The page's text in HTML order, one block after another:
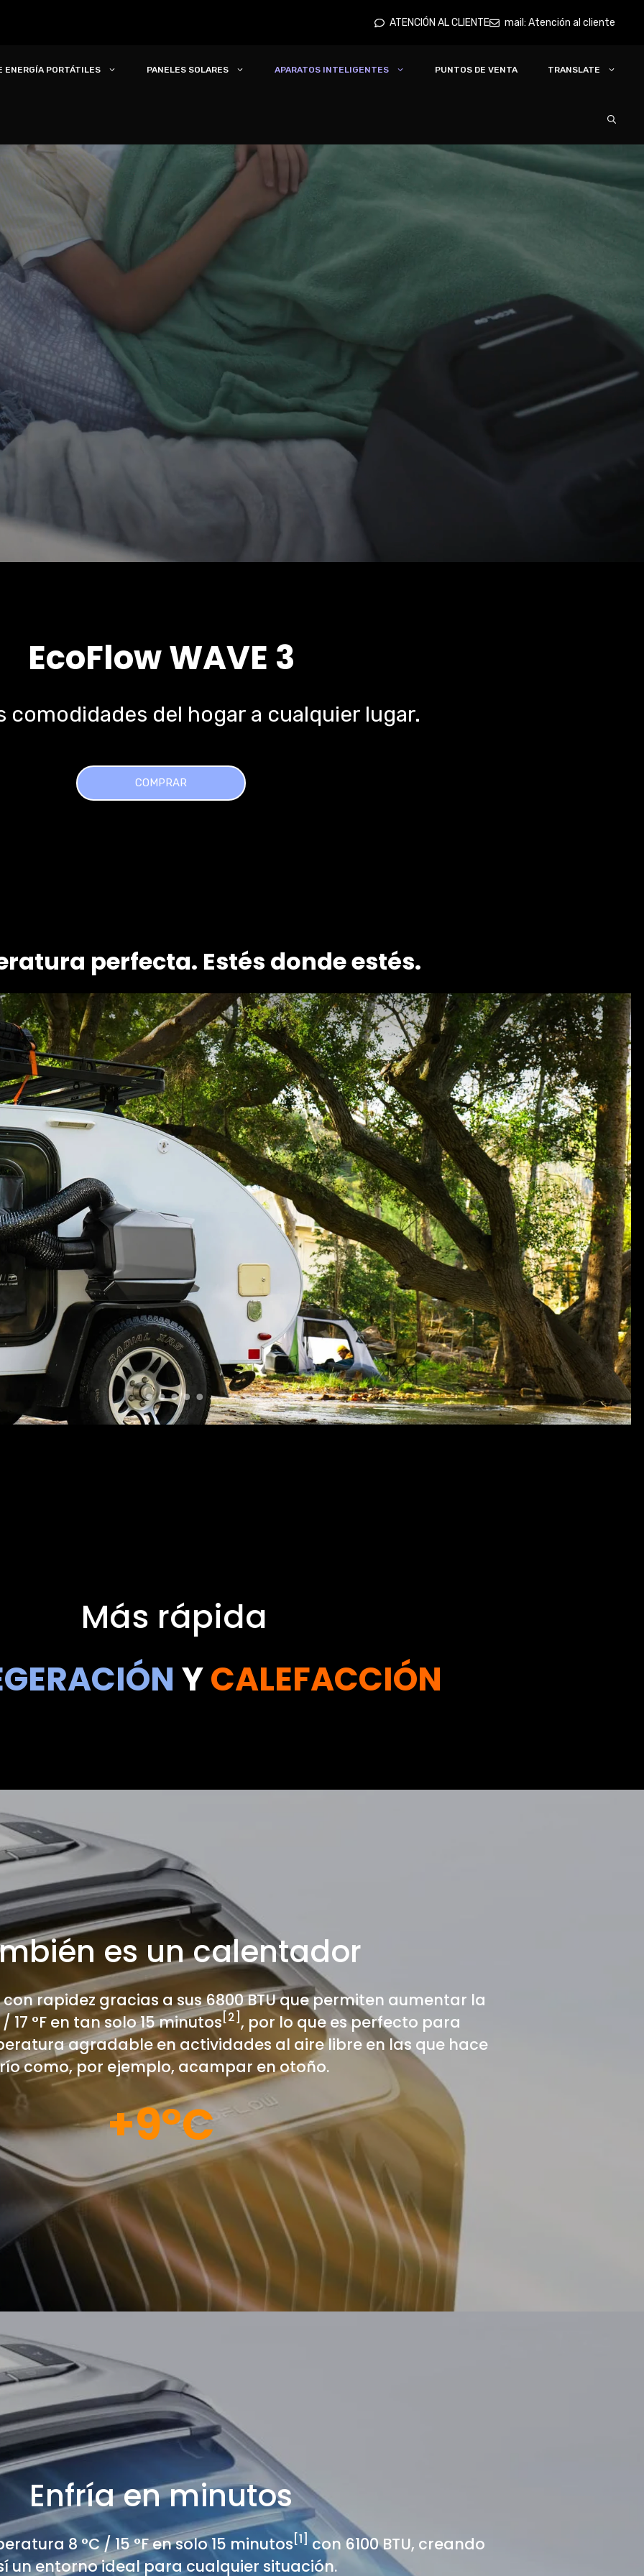
ATENCIÓN AL CLIENTE mail: Atención al cliente
ENERGÍA PORTÁTILES PANELES SOLARES APARATOS INTELIGENTES PUNTOS DE VENTA TRANSLATE
EcoFlow WAVE 3
comodidades del hogar a cualquier lugar.
COMPRAR
perfecta. Estés donde estés.
Más rápida
YCALEFACCIÓN
es un calentador
rapidez gracias a sus 6800 BTU que permiten aumentar la
°F en tan solo 15 minutos [2], por lo que es perfecto para
agradable en actividades al aire libre en las que hace
como, por ejemplo, acampar en otoño.
+9°C
Enfría en minutos
8 °C / 15 °F en solo 15 minutos [1] con 6100 BTU, creando
un entorno ideal para cualquier situación.